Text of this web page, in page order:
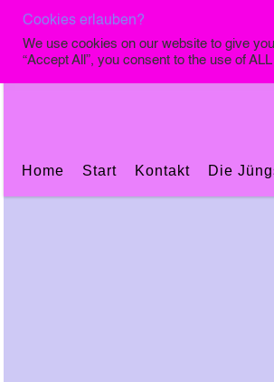
Home Start Kontakt Die
Cookies erlauben?
We use cookies on our website to give
“Accept All”, you consent to the use of